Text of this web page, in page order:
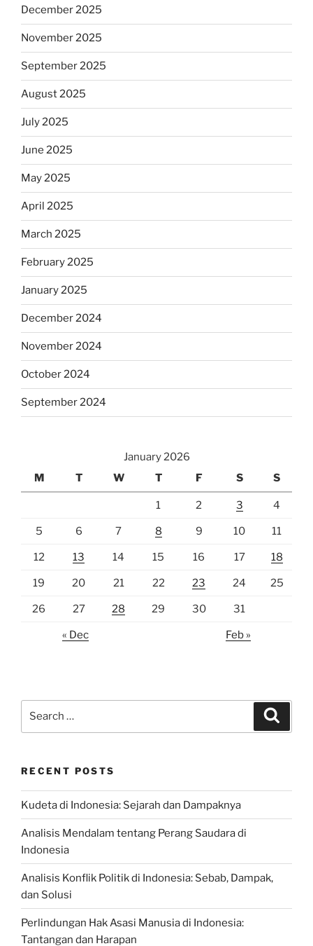
December 2025
November 2025
September 2025
August 2025
July 2025
June 2025
May 2025
April 2025
March 2025
February 2025
January 2025
December 2024
November 2024
October 2024
September 2024
January 2026
M
T W T F S S
1 2 3 4
5 6 7 8 9 10 11
12 13 14 15 16 17 18
19 20 21 22 23 24 25
26 27 28 29 30 31
« Dec Feb »
RECENT POSTS
Kudeta di Indonesia: Sejarah dan Dampaknya
Analisis Mendalam tentang Perang Saudara di
Indonesia
Analisis Konflik Politik di Indonesia: Sebab, Dampak,
dan Solusi
Perlindungan Hak Asasi Manusia di Indonesia:
Tantangan dan Harapan